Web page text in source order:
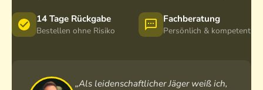
14 Tage Rückgabe
Bestellen ohne Risiko
Fachberatung
Persönlich & kompetent
„Als leidenschaftlicher Jäger weiß ich,